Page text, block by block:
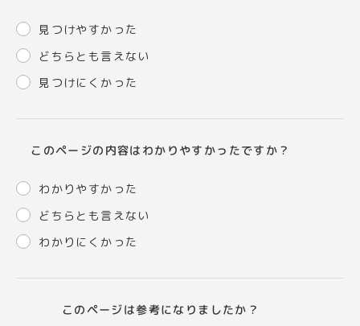
見つけやすかった
どちらとも言えない
見つけにくかった
このページの内容はわかりやすかったですか？
わかりやすかった
どちらとも言えない
わかりにくかった
このページは参考になりましたか？